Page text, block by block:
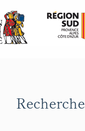
Recherche